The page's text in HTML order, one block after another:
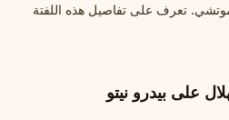
تعرف على تفاصيل هذه اللفتة
على بيدرو نيتو